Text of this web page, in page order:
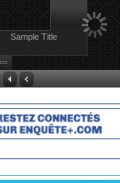
Sample Title